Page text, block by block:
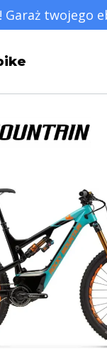
Garaż twojego